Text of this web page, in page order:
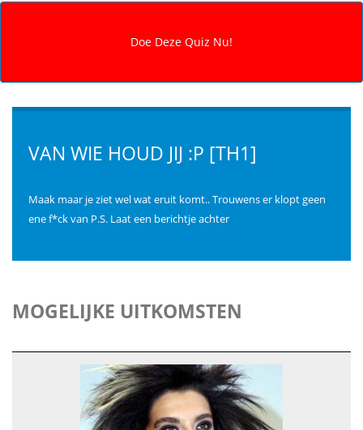
VAN WIE HOUD JIJ :P [TH1]
Maak maar je ziet wel wat eruit komt.. Trouwens er klopt geen
ene f*ck van P.S. Laat een berichtje achter
MOGELIJKE UITKOMSTEN